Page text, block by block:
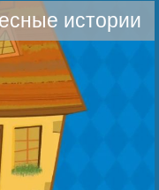
истории